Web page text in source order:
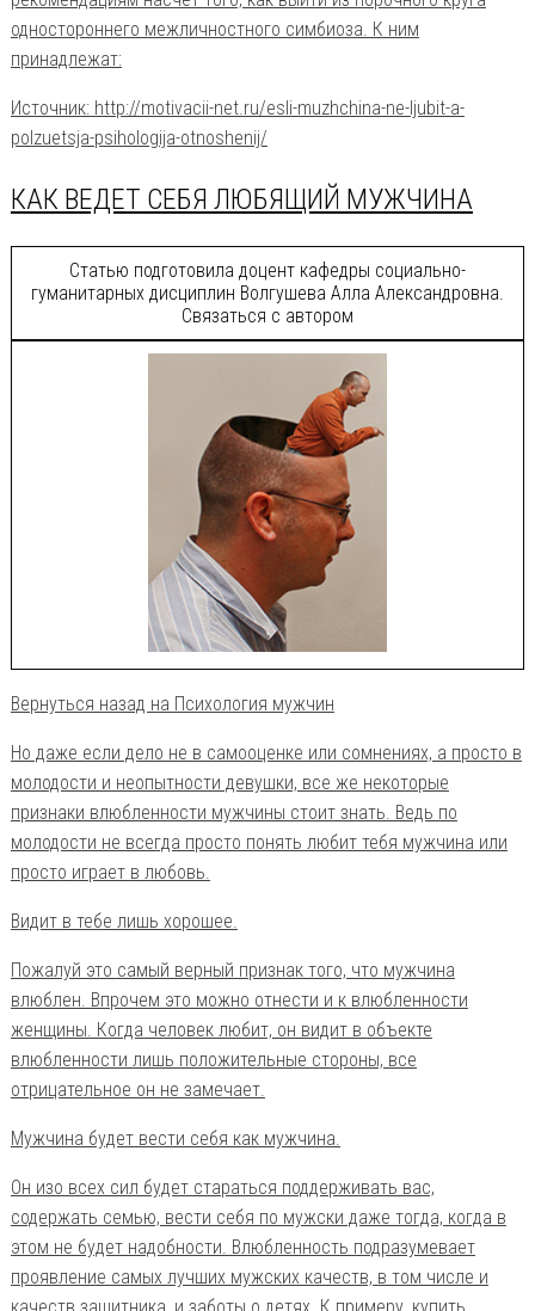
одностороннего межличностного симбиоза. К ним
принадлежат:
Источник: http://motivacii-net.ru/esli-muzhchina-ne-ljubit-a-
polzuetsja-psihologija-otnoshenij/
КАК ВЕДЕТ СЕБЯ ЛЮБЯЩИЙ МУЖЧИНА
Статью подготовила доцент кафедры социально-
гуманитарных дисциплин Волгушева Алла Александровна.
Связаться с автором
Вернуться назад на Психология мужчин
Но даже если дело не в самооценке или сомнениях, а просто в
молодости и неопытности девушки, все же некоторые
признаки влюбленности мужчины стоит знать. Ведь по
молодости не всегда просто понять любит тебя мужчина или
просто играет в любовь.
Видит в тебе лишь хорошее.
Пожалуй это самый верный признак того, что мужчина
влюблен. Впрочем это можно отнести и к влюбленности
женщины. Когда человек любит, он видит в объекте
влюбленности лишь положительные стороны, все
отрицательное он не замечает.
Мужчина будет вести себя как мужчина.
Он изо всех сил будет стараться поддерживать вас,
содержать семью, вести себя по мужски даже тогда, когда в
этом не будет надобности. Влюбленность подразумевает
проявление самых лучших мужских качеств, в том числе и